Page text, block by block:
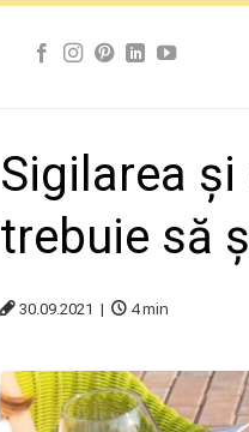
Sigilarea
trebuie să
30.09.2021 | 4min